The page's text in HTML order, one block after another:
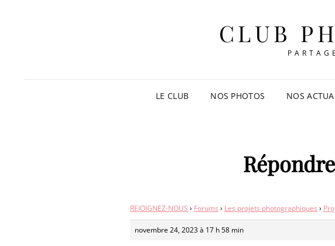
CLUB
LE CLUB NOS PHOTOS NOS
REJOIGNEZ-NOUS › Forums › Les projets photographiques ›
novembre 24, 2023 à 17 h 58 min